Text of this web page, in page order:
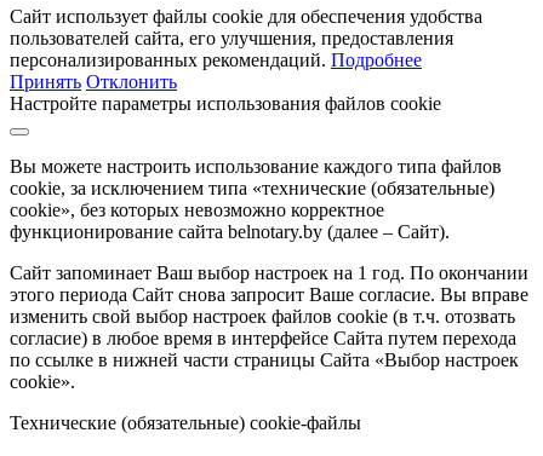
Сайт использует файлы cookie для обеспечения удобства
пользователей сайта, его улучшения, предоставления
персонализированных рекомендаций. Подробнее
Принять Отклонить
Настройте параметры использования файлов cookie
Вы можете настроить использование каждого типа файлов
cookie, за исключением типа «технические (обязательные)
cookie», без которых невозможно корректное
функционирование сайта belnotary.by (далее – Сайт).
Сайт запоминает Ваш выбор настроек на 1 год. По окончании
этого периода Сайт снова запросит Ваше согласие. Вы вправе
изменить свой выбор настроек файлов cookie (в т.ч. отозвать
согласие) в любое время в интерфейсе Сайта путем перехода
по ссылке в нижней части страницы Сайта «Выбор настроек
cookie».
Технические (обязательные) cookie-файлы